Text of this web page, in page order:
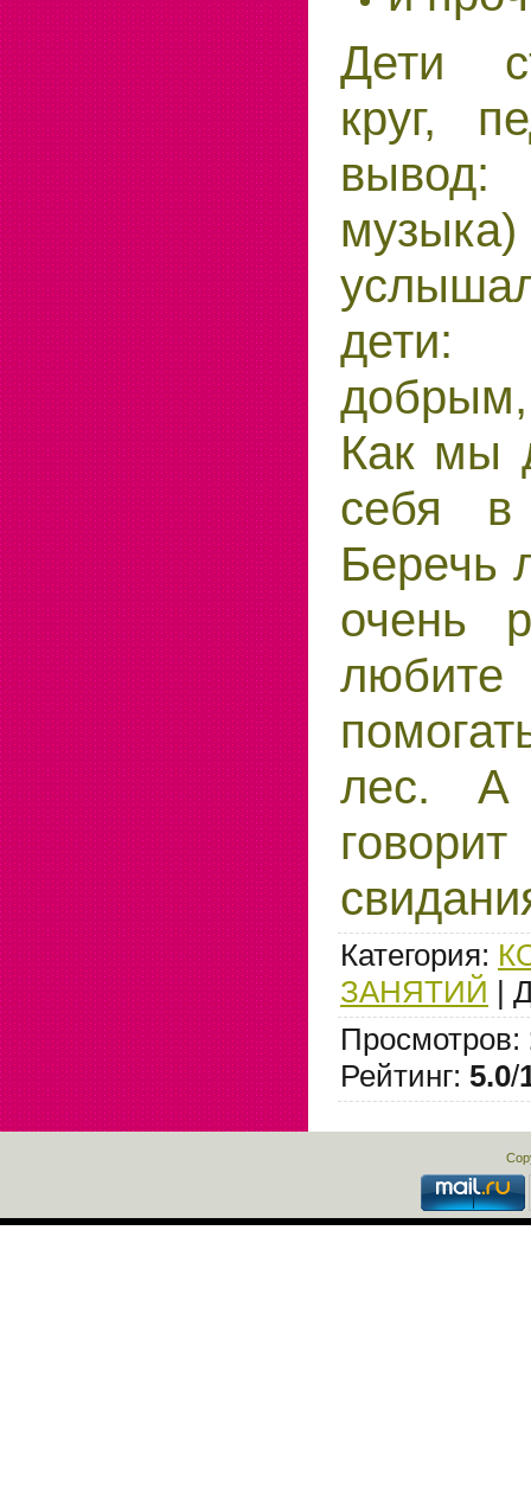
Дети
круг,
дети:
Как мы
себя
Беречь
очень
лес. А
Категория:
ЗАНЯТИЙ |
Просмотров:
Рейтинг: 5.0/